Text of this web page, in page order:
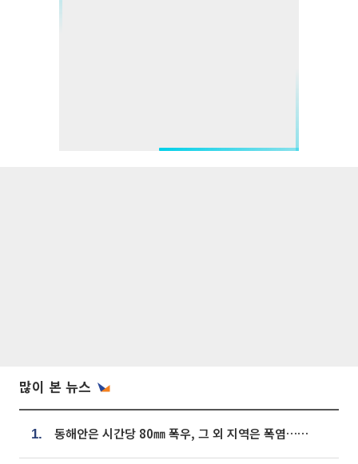
많이 본 뉴스
1. 동해안은 시간당 80㎜ 폭우, 그 외 지역은 폭염…‘극과 극 날씨’